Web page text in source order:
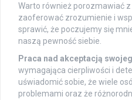
Warto również porozmawiać
zaoferować zrozumienie i
sprawić, że poczujemy się
naszą pewność siebie.
Praca nad akceptacją
wymagająca cierpliwości i
uświadomić sobie, że wiele
problemami oraz że